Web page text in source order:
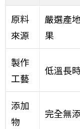
原料
來源
嚴選產
果
製作
工藝
低溫長
添加
物
完全無